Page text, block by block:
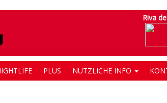
PLUS NÜTZLICHE INFO